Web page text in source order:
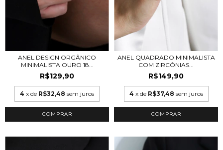
ANEL DESIGN ORGÂNICO
MINIMALISTA OURO 18...
R$129,90
4 x de R$32,48 sem juros
COMPRAR
ANEL QUADRADO MINIMALISTA
COM ZIRCÔNIAS...
R$149,90
4 x de R$37,48 sem juros
COMPRAR